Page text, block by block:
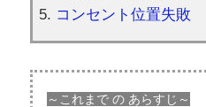
コンセント位置失敗
～これまで の あらすじ～